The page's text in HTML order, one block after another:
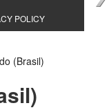
POLICY
(Brasil)